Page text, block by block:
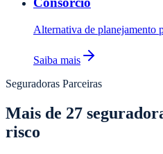
Alternativa de planejamento
Saiba mais
Seguradoras Parceiras
Mais de 27
risco